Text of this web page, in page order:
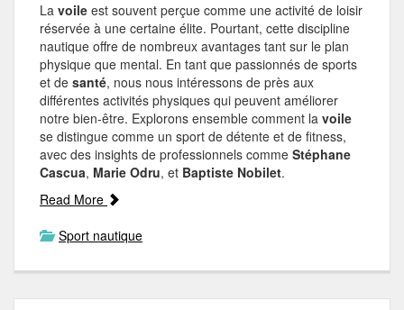
La voile est souvent perçue comme une activité de loisir
réservée à une certaine élite. Pourtant, cette discipline
nautique offre de nombreux avantages tant sur le plan
physique que mental. En tant que passionnés de sports
et de santé, nous nous intéressons de près aux
différentes activités physiques qui peuvent améliorer
notre bien-être. Explorons ensemble comment la voile
se distingue comme un sport de détente et de fitness,
avec des insights de professionnels comme Stéphane
Cascua, Marie Odru, et Baptiste Nobilet.
Read More
Sport nautique